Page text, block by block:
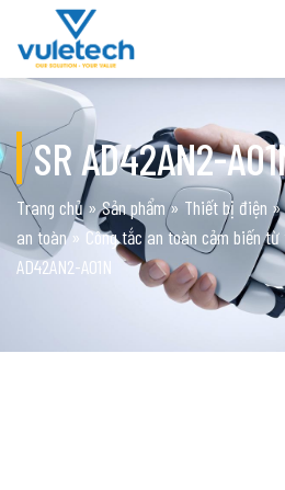
SR AD42AN2-
Trang chủ»Sản phẩm» Thiết bị điện »
an toàn» Công tắc an toàn cảm biến từ
AD42AN2-A01N